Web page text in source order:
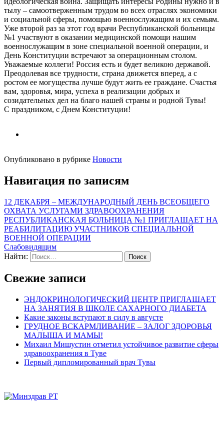
тылу – самоотверженным трудом во всех отраслях экономики
и социальной сферы, помощью военнослужащим и их семьям.
Уже второй раз за этот год врачи Республиканской больницы
№1 участвуют в оказании медицинской помощи нашим
военнослужащим в зоне специальной военной операции, и
День Конституции встречают за операционным столом.
Уважаемые коллеги! Россия есть и будет великою державой.
Преодолевая все трудности, страна движется вперед, а с
ростом ее могущества лучше будут жить ее граждане. Счастья
вам, здоровья, мира, успеха в реализации добрых и
созидательных дел на благо нашей страны и родной Тувы!
С праздником, с Днем Конституции!
Опубликовано в рубрике Новости
Навигация по записям
12 ДЕКАБРЯ – МЕЖДУНАРОДНЫЙ ДЕНЬ ВСЕОБЩЕГО
ОХВАТА УСЛУГАМИ ЗДРАВООХРАНЕНИЯ
РЕСПУБЛИКАНСКАЯ БОЛЬНИЦА №1 ПРИГЛАШАЕТ НА
РЕАБИЛИТАЦИЮ УЧАСТНИКОВ СПЕЦИАЛЬНОЙ
ВОЕННОЙ ОПЕРАЦИИ
Слабовидящим
Найти:
Свежие записи
ЭНДОКРИНОЛОГИЧЕСКИЙ ЦЕНТР ПРИГЛАШАЕТ
НА ЗАНЯТИЯ В ШКОЛЕ САХАРНОГО ДИАБЕТА
Какие законы вступают в силу в августе
ГРУДНОЕ ВСКАРМЛИВАНИЕ – ЗАЛОГ ЗДОРОВЬЯ
МАЛЫША И МАМЫ!
Михаил Мишустин отметил устойчивое развитие сферы
здравоохранения в Туве
Первый дипломированный врач Тувы